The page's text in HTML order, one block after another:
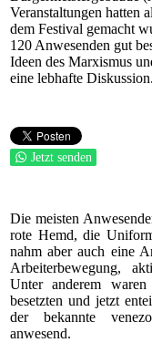
Veranstaltungen hatten
dem Festival gemacht
120 Anwesenden gut
Ideen des Marxismus
eine lebhafte Diskussion.
Jetzt senden
Die meisten
rote Hemd, die
nahm aber auch eine
Arbeiterbewegung,
Unter anderem
besetzten und jetzt
der bekannte
anwesend.